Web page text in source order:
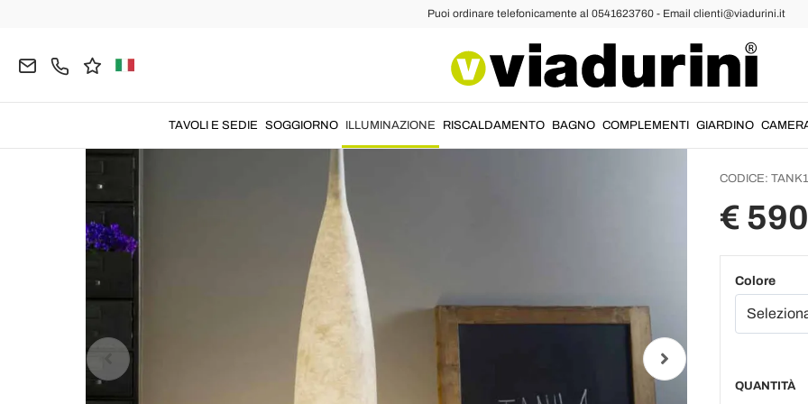
Puoi ordinare telefonicamente al 0541623760 - Email clienti@viadurini.it
TAVOLI E SEDIE SOGGIORNO ILLUMINAZIONE RISCALDAMENTO BAGNO COMPLEMENTI GIARDINO
CODICE: TANK1
€
Colore
QUANTITÀ